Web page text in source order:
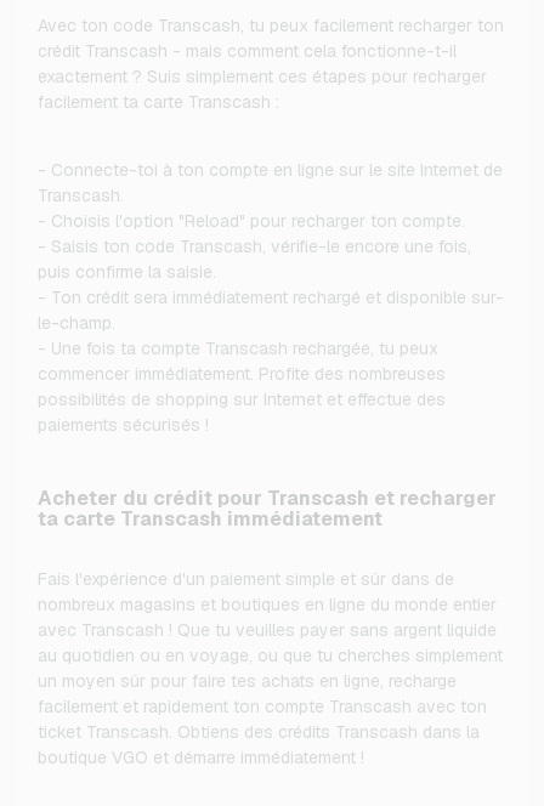
Avec ton code Transcash, tu peux facilement recharger ton
crédit Transcash - mais comment cela fonctionne-t-il
exactement ? Suis simplement ces étapes pour recharger
facilement ta carte Transcash :
- Connecte-toi à ton compte en ligne sur le site Internet de
Transcash.
- Choisis l'option "Reload" pour recharger ton compte.
- Saisis ton code Transcash, vérifie-le encore une fois,
puis confirme la saisie.
- Ton crédit sera immédiatement rechargé et disponible sur-
le-champ.
- Une fois ta compte Transcash rechargée, tu peux
commencer immédiatement. Profite des nombreuses
possibilités de shopping sur Internet et effectue des
paiements sécurisés !
Acheter du crédit pour Transcash et recharger
ta carte Transcash immédiatement
Fais l'expérience d'un paiement simple et sûr dans de
nombreux magasins et boutiques en ligne du monde entier
avec Transcash ! Que tu veuilles payer sans argent liquide
au quotidien ou en voyage, ou que tu cherches simplement
un moyen sûr pour faire tes achats en ligne, recharge
facilement et rapidement ton compte Transcash avec ton
ticket Transcash. Obtiens des crédits Transcash dans la
boutique VGO et démarre immédiatement !